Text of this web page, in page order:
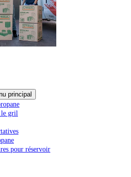
principal
le gril
pour réservoir